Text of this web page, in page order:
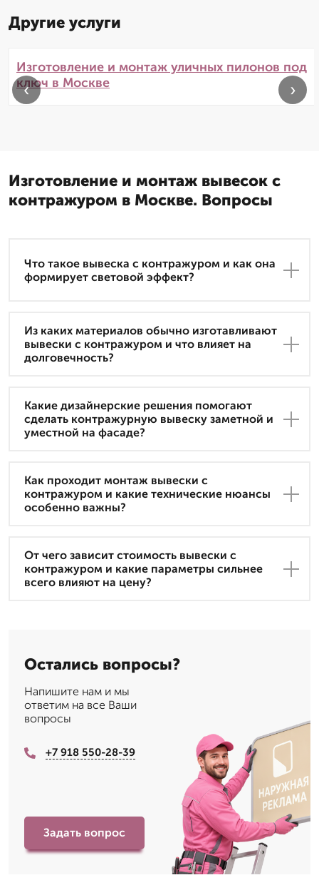
Другие услуги
Изготовление и монтаж уличных пилонов под
ключ в Москве
‹ ›
Изготовление и монтаж вывесок с
контражуром в Москве. Вопросы
Что такое вывеска с контражуром и как она
формирует световой эффект?
Из каких материалов обычно изготавливают
вывески с контражуром и что влияет на
долговечность?
Какие дизайнерские решения помогают
сделать контражурную вывеску заметной и
уместной на фасаде?
Как проходит монтаж вывески с
контражуром и какие технические нюансы
особенно важны?
От чего зависит стоимость вывески с
контражуром и какие параметры сильнее
всего влияют на цену?
Остались вопросы?
Напишите нам и мы
ответим на все Ваши
вопросы
+7 918 550-28-39
Задать вопрос